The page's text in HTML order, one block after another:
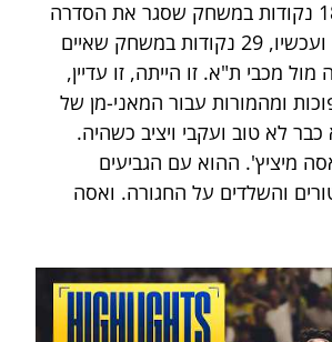
מכבי ראשל"צ. 18 נקודות במשחק שסגר את הסדרה
מול ריאל מדריד. ועכשיו, 29 נקודות במשחק שאיים
מכבי ת"א. זו הייתה, זו עדיין,
ומהמורות עבור המאני-מן של
לא טוב ועקבי ויציב כשהיה.
מיציץ'. ההוא עם הגביעים
והשלדים על החגורה. ואסה